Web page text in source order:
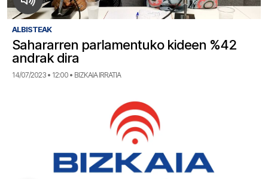
ALBISTEAK
Sahararren parlamentuko kideen %42
andrak dira
14/07/2023 • 12:00 • BIZKAIA IRRATIA